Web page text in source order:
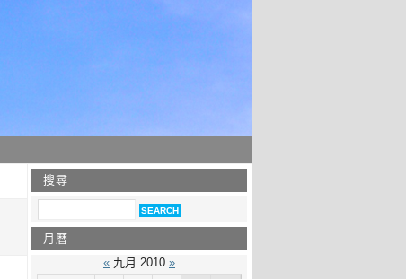
搜尋
月曆
« 九月 2010 »